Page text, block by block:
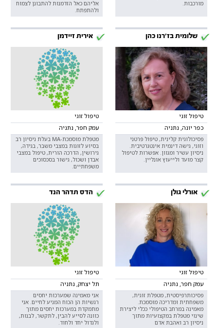
מורכבות.
אליהם כאל הזדמנות להתבונן לצמוח
ולהתפתח.
שלומית בז'רנו כהן
טיפול זוגי
כפר יונה, נתניה
פסיכולוגית קלינית, טיפול פרטני
וזוגי, גישה דינמית אינטגרטיבית.
ניסיון עשיר ומגוון. אפשרות לטיפול
קצר מועד ולייעוץ אונליין.
אירית זיידמן
טיפול זוגי
עמק חפר, נתניה
מטפלת מוסמכת-MA בעלת ניסיון רב
בסיוע לזוגות במצבי משבר, בגידה,
גירושין, הדרכה הורית, טיפול במצבי
אבדן ושכול, גישור בסכסוכים
משפחתיים.
אורלי גולן
טיפול זוגי
עמק חפר, נתניה
פסיכותרפיסטית, מטפלת זוגית,
משפחתית ומדריכה מוסמכת.
מאמינה במרחב הטיפולי ככלי ליצירת
שינוי מטפלת במקצועיות מתוך
ניסיון רב ואהבת אדם
הדס תדהר הנד
טיפול זוגי
תל יצחק, נתניה
אני מאמינה שמערכות יחסים
רגשיות הן הכוח המניע לחיים. אני
מתמקדת במערכות יחסים מתוך
כוונה לסייע להבין, לתקשר, לבנות,
ולגדול יחד ולחוד.